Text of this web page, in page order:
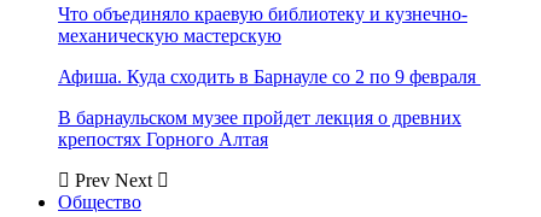
Что объединяло краевую библиотеку и кузнечно-
механическую мастерскую
Афиша. Куда сходить в Барнауле со 2 по 9 февраля
В барнаульском музее пройдет лекция о древних
крепостях Горного Алтая
Prev Next
Общество